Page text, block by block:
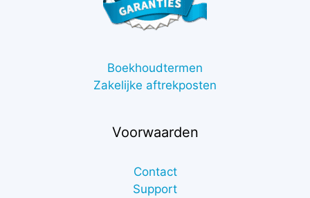
Boekhoudtermen
Zakelijke aftrekposten
Voorwaarden
Contact
Support